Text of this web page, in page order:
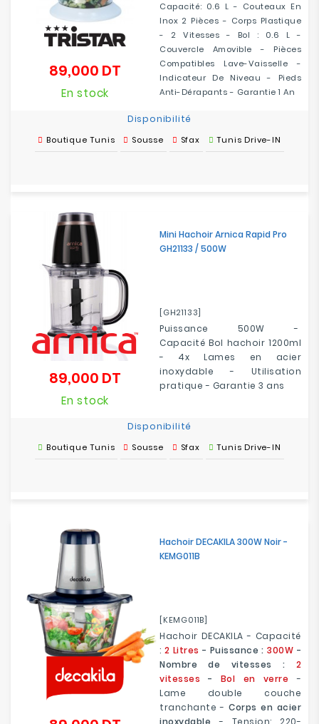
Capacité: 0.6 L - Couteaux En
Inox 2 Pièces - Corps Plastique
- 2 Vitesses - Bol : 0.6 L -
Couvercle Amovible - Pièces
Compatibles Lave-Vaisselle -
Indicateur De Niveau - Pieds
Anti-Dérapants - Garantie 1 An
89,000 DT
En stock
Disponibilité
Boutique Tunis Sousse Sfax Tunis Drive-IN
Mini Hachoir Arnica Rapid Pro
GH21133 / 500W
[GH21133]
Puissance 500W -
Capacité Bol hachoir 1200ml
- 4x Lames en acier
inoxydable - Utilisation
pratique - Garantie 3 ans
89,000 DT
En stock
Disponibilité
Boutique Tunis Sousse Sfax Tunis Drive-IN
Hachoir DECAKILA 300W Noir -
KEMG011B
[KEMG011B]
Hachoir DECAKILA - Capacité
: 2 Litres - Puissance :300W -
Nombre de vitesses : 2
vitesses - Bol en verre -
Lame double couche
tranchante -Corps en acier
inoxydable - Tension: 220-